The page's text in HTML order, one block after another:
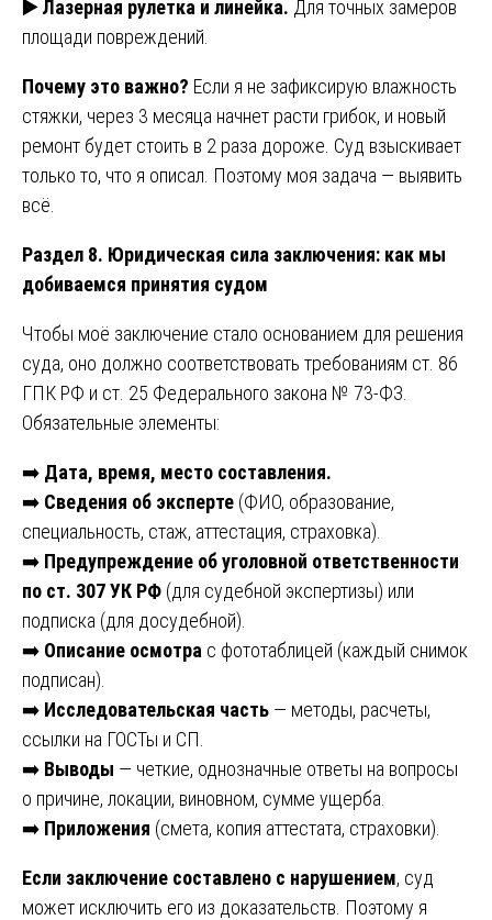
▶️Лазерная рулетка и линейка. Для точных замеров
площади повреждений.
Почему это важно? Если я не зафиксирую влажность
стяжки, через 3 месяца начнет расти грибок, и новый
ремонт будет стоить в 2 раза дороже. Суд взыскивает
только то, что я описал. Поэтому моя задача — выявить
всё.
Раздел 8. Юридическая сила заключения: как мы
добиваемся принятия судом
Чтобы моё заключение стало основанием для решения
суда, оно должно соответствовать требованиям ст. 86
ГПК РФ и ст. 25 Федерального закона № 73-ФЗ.
Обязательные элементы:
➡️ Дата, время, место составления.
➡️ Сведения об эксперте (ФИО, образование,
специальность, стаж, аттестация, страховка).
➡️ Предупреждение об уголовной ответственности
по ст. 307 УК РФ (для судебной экспертизы) или
подписка (для досудебной).
➡️ Описание осмотра с фототаблицей (каждый снимок
подписан).
➡️ Исследовательская часть — методы, расчеты,
ссылки на ГОСТы и СП.
➡️ Выводы — четкие, однозначные ответы на вопросы
о причине, локации, виновном, сумме ущерба.
➡️ Приложения (смета, копия аттестата, страховки).
Если заключение составлено с нарушением, суд
может исключить его из доказательств. Поэтому я